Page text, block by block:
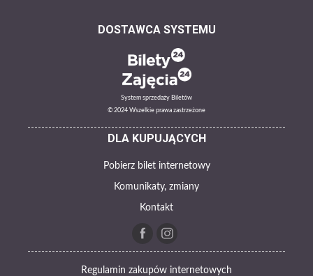
DOSTAWCA SYSTEMU
System sprzedaży Biletów
© 2024 Wszelkie prawa zastrzeżone
DLA KUPUJĄCYCH
Pobierz bilet internetowy
Komunikaty, zmiany
Kontakt
Regulamin zakupów internetowych